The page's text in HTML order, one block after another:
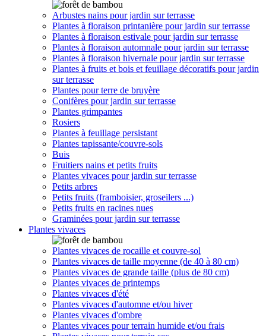
Arbustes nains pour jardin sur terrasse
Plantes à floraison printanière pour jardin sur terrasse
Plantes à floraison estivale pour jardin sur terrasse
Plantes à floraison automnale pour jardin sur terrasse
Plantes à floraison hivernale pour jardin sur terrasse
Plantes à fruits et bois et feuillage décoratifs pour jardin
sur terrasse
Plantes pour terre de bruyère
Conifères pour jardin sur terrasse
Plantes grimpantes
Rosiers
Plantes à feuillage persistant
Plantes tapissante/couvre-sols
Buis
Fruitiers nains et petits fruits
Plantes vivaces pour jardin sur terrasse
Petits arbres
Petits fruits (framboisier, groseilers ...)
Petits fruits en racines nues
Graminées pour jardin sur terrasse
Plantes vivaces
Plantes vivaces de rocaille et couvre-sol
Plantes vivaces de taille moyenne (de 40 à 80 cm)
Plantes vivaces de grande taille (plus de 80 cm)
Plantes vivaces de printemps
Plantes vivaces d'été
Plantes vivaces d'automne et/ou hiver
Plantes vivaces d'ombre
Plantes vivaces pour terrain humide et/ou frais